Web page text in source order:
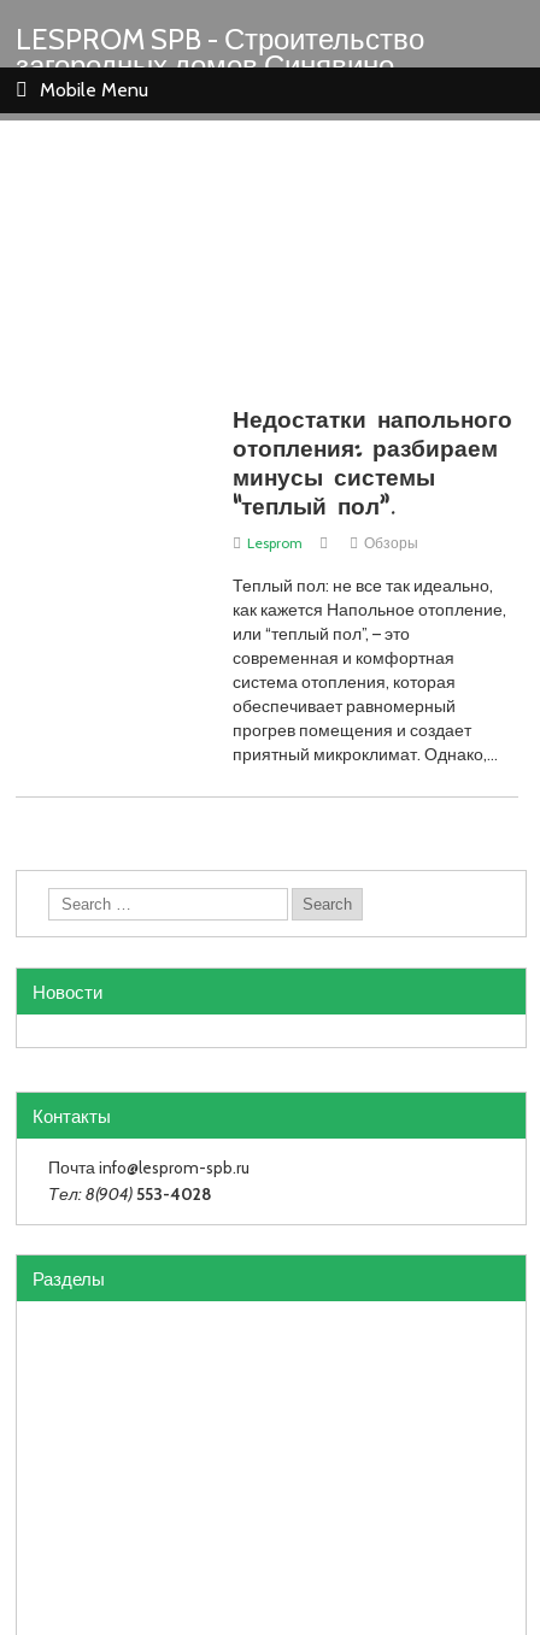
LESPROM SPB - Строительство
загородных домов Синявино
Шлиссельбург Кировск Назия
Mobile Menu
Недостатки напольного
отопления: разбираем
минусы системы
“теплый пол”.
Lesprom Обзоры
Теплый пол: не все так идеально,
как кажется Напольное отопление,
или “теплый пол”, – это
современная и комфортная
система отопления, которая
обеспечивает равномерный
прогрев помещения и создает
приятный микроклимат. Однако,…
Новости
Контакты
Почта info@lesprom-spb.ru
Тел: 8(904) 553-4028
Разделы